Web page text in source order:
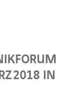
2018 IN